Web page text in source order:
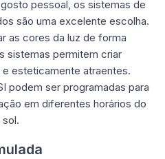
pessoal, os sistemas de
são uma excelente escolha.
as cores da luz de forma
sistemas permitem criar
esteticamente atraentes.
podem ser programadas para
em diferentes horários do
sol.